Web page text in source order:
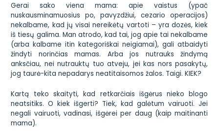
Geraisako viena mama: apie vaistus (ypač
nuskausminamuosius po, pavyzdžiui, cezario operacijos)
nekalbame, kad jų visai nereikėtų vartoti – yra dozės, kiek
iš tiesų galima. Man atrodo, kad tai, jog apie tai nekalbame
(arba kalbame itin kategoriškai neigiamai), gali atbaidyti
žindyti norinčias mamas. Arba jos nutrauks žindymą
anksčiau, nei nutrauktų tuo atveju, jei kas nors pasakytų,
jog taurė-kita nepadarys neatitaisomos žalos. Taigi. KIEK?
Kartą teko skaityti, kad retkarčiais išgėrus nieko blogo
neatsitiks. O kiek išgerti? Tiek, kad galėtum vairuoti. Jei
negali vairuoti, vadinasi, išgėrei per daug (kaip maitinanti
mama).